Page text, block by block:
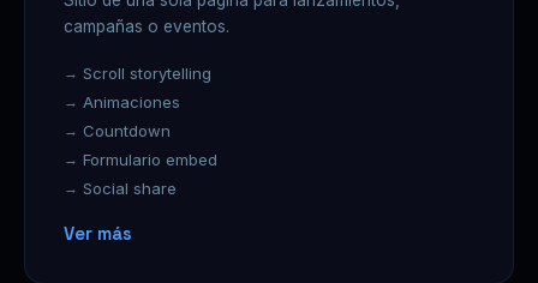
campañas o eventos.
Scroll storytelling
Animaciones
Countdown
Formulario embed
Social share
Ver más